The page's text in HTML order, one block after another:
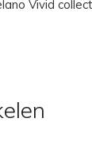
Vivid